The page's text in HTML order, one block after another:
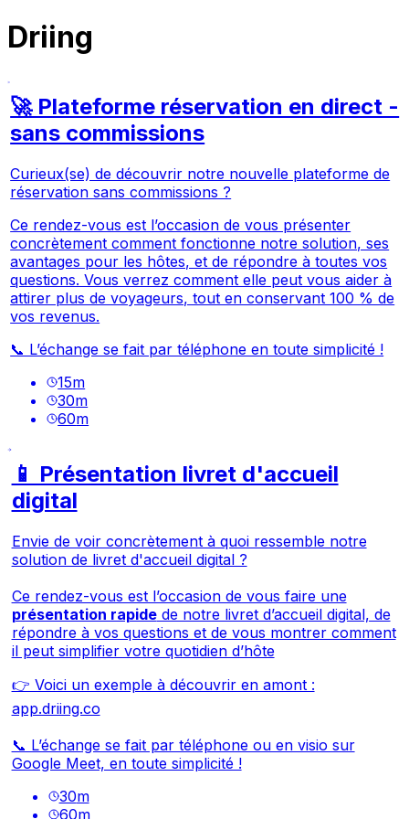
Driing
🚀 Plateforme réservation en direct -
sans commissions
Curieux(se) de découvrir notre nouvelle plateforme de
réservation sans commissions ?
Ce rendez-vous est l’occasion de vous présenter
concrètement comment fonctionne notre solution, ses
avantages pour les hôtes, et de répondre à toutes vos
questions. Vous verrez comment elle peut vous aider à
attirer plus de voyageurs, tout en conservant 100 % de
vos revenus.
📞 L’échange se fait par téléphone en toute simplicité !
15m
30m
60m
📱 Présentation livret d'accueil
digital
Envie de voir concrètement à quoi ressemble notre
solution de livret d'accueil digital ?
Ce rendez-vous est l’occasion de vous faire une
présentation rapidede notre livret d’accueil digital, de
répondre à vos questions et de vous montrer comment
il peut simplifier votre quotidien d’hôte
👉 Voici un exemple à découvrir en amont :
app.driing.co
📞 L’échange se fait par téléphone ou en visio sur
Google Meet, en toute simplicité !
30m
60m